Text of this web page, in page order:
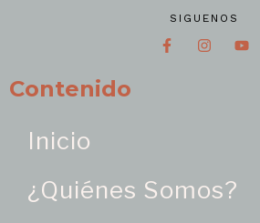
SIGUENOS
Contenido
Inicio
¿Quiénes Somos?